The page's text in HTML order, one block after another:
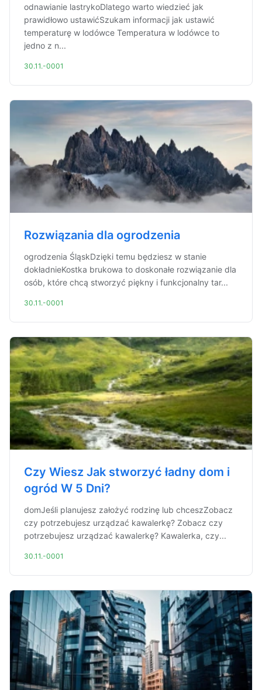
odnawianie lastrykoDlatego warto wiedzieć jak
prawidłowo ustawićSzukam informacji jak ustawić
temperaturę w lodówce Temperatura w lodówce to
jedno z n...
30.11.-0001
Rozwiązania dla ogrodzenia
ogrodzenia ŚląskDzięki temu będziesz w stanie
dokładnieKostka brukowa to doskonałe rozwiązanie dla
osób, które chcą stworzyć piękny i funkcjonalny tar...
30.11.-0001
Czy Wiesz Jak stworzyć ładny dom i
ogród W 5 Dni?
domJeśli planujesz założyć rodzinę lub chceszZobacz
czy potrzebujesz urządzać kawalerkę? Zobacz czy
potrzebujesz urządzać kawalerkę? Kawalerka, czy...
30.11.-0001